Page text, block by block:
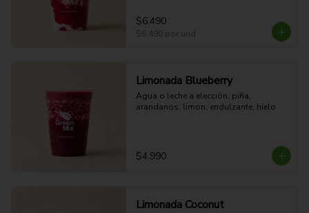
fruta real para un sabor único y natural.
$6.490
$6.490por und
Limonada Blueberry
Agua o leche a elección, piña,
arandanos, limon, endulzante, hielo
$4.990
Limonada Coconut